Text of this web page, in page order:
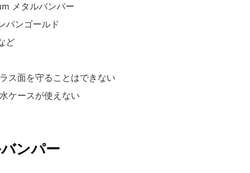
メタルバンパー
パンゴールド
ど
ス面を守ることはできない
ケースが使えない
ンパー